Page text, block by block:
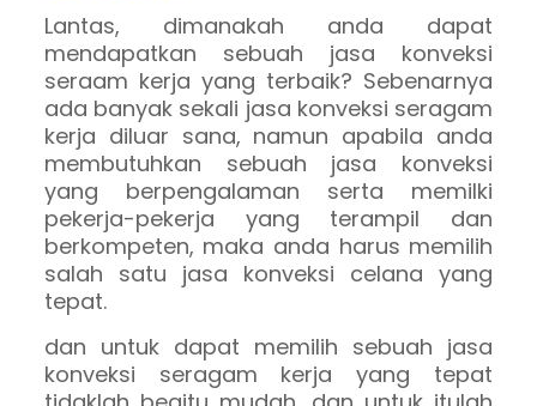
Lantas, dimanakah anda dapat
mendapatkan sebuah jasa konveksi
seraam kerja yang terbaik? Sebenarnya
ada banyak sekali jasa konveksi seragam
kerja diluar sana, namun apabila anda
membutuhkan sebuah jasa konveksi
yang berpengalaman serta memilki
pekerja-pekerja yang terampil dan
berkompeten, maka anda harus memilih
salah satu jasa konveksi celana yang
tepat.
dan untuk dapat memilih sebuah jasa
konveksi seragam kerja yang tepat